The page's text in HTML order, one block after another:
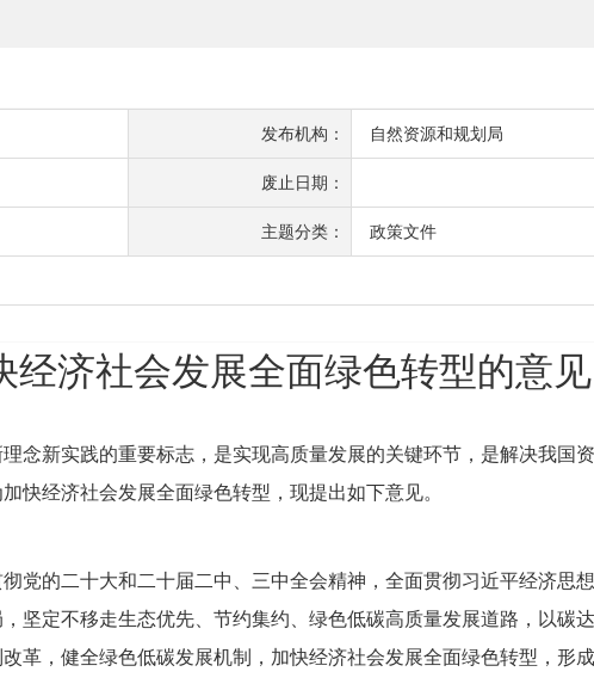
发布机构： 自然资源和规划局
废止日期：
主题分类： 政策文件
经济社会发展全面绿色转型的意见
念新实践的重要标志，是实现高质量发展的关键环节，是解决我国
快经济社会发展全面绿色转型，现提出如下意见。
党的二十大和二十届二中、三中全会精神，全面贯彻习近平经济思
坚定不移走生态优先、节约集约、绿色低碳高质量发展道路，以碳
革，健全绿色低碳发展机制，加快经济社会发展全面绿色转型，形